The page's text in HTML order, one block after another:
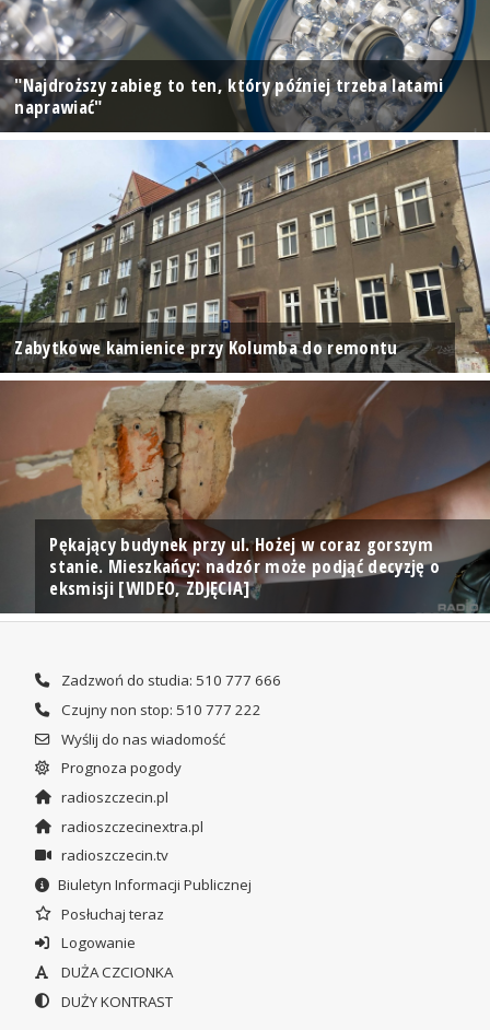
"Najdroższy zabieg to ten, który później trzeba latami
naprawiać"
Zabytkowe kamienice przy Kolumba do remontu
Pękający budynek przy ul. Hożej w coraz gorszym
stanie. Mieszkańcy: nadzór może podjąć decyzję o
eksmisji [WIDEO, ZDJĘCIA]
Zadzwoń do studia: 510 777 666
Czujny non stop: 510 777 222
Wyślij do nas wiadomość
Prognoza pogody
radioszczecin.pl
radioszczecinextra.pl
radioszczecin.tv
Biuletyn Informacji Publicznej
Posłuchaj teraz
Logowanie
DUŻA CZCIONKA
DUŻY KONTRAST